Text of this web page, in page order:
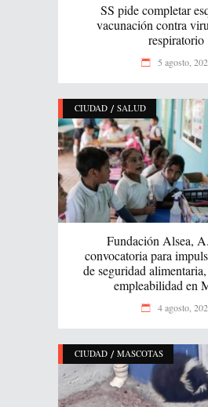
SS pide completar
vacunación contra
respiratorio
5 agosto,
CIUDAD / SALUD
Fundación Alsea,
convocatoria para
de seguridad
empleabilidad en
4 agosto,
CIUDAD / MASCOTAS